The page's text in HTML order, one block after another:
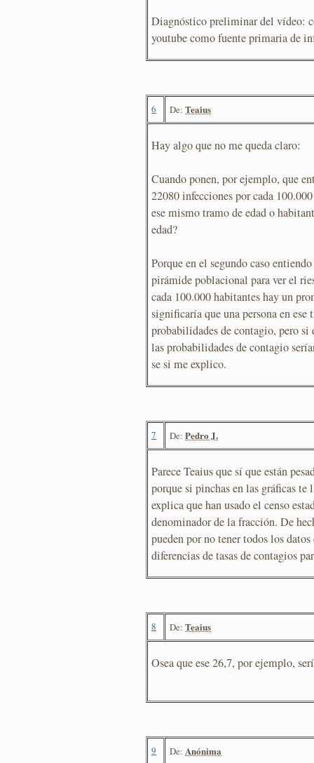
Diagnóstico preliminar del vídeo:
youtube como fuente primaria de
6 De: Teaius
Hay algo que no me queda claro:
Cuando ponen, por ejemplo, que
22080 infecciones por cada
ese mismo tramo de edad o
edad?
Porque en el segundo caso
pirámide poblacional para ver el
cada 100.000 habitantes hay un
significaría que una persona en
probabilidades de contagio, pero
las probabilidades de contagio
se si me explico.
7 De: Pedro J.
Parece Teaius que sí que están
porque si pinchas en las gráficas
explica que han usado el censo
denominador de la fracción. De
pueden por no tener todos los
diferencias de tasas de contagios
8 De: Teaius
Osea que ese 26,7, por ejemplo,
9 De: Anónima